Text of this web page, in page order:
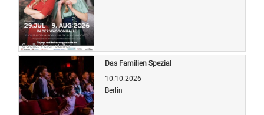
Quelle: Veranstalter
Das Familien Spezial
10.10.2026
Berlin